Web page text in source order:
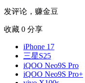
发评论，赚金豆
收藏 0 分享
iPhone 17
三星S25
iQOO Neo9S Pro
iQOO Neo9S Pro+